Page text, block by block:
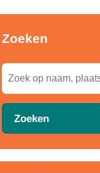
Zoeken
Zoeken